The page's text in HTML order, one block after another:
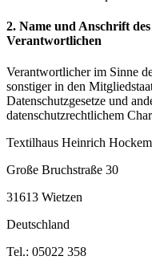
2. Name und Anschrift
Verantwortlichen
Verantwortlicher im Sinne
sonstiger in den
Datenschutzgesetze und
datenschutzrechtlichem
Textilhaus Heinrich
Große Bruchstraße 30
31613 Wietzen
Deutschland
Tel.: 05022 358